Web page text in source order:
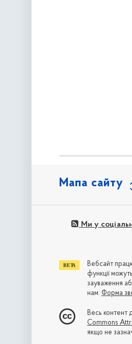
Мапа сайту
Ми у
Вебсайт
функції
зауваження
нам: Форма
Весь контент
Commons
якщо не